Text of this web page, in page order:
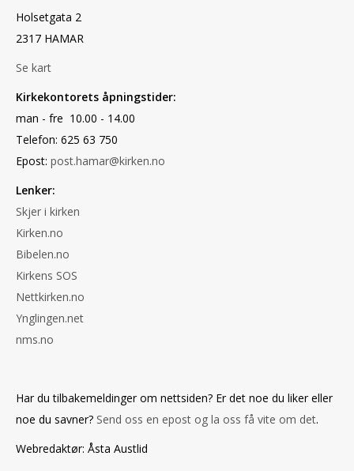
Holsetgata 2
2317 HAMAR
Se kart
Kirkekontorets åpningstider:
man - fre 10.00 - 14.00
Telefon: 625 63 750
Epost: post.hamar@kirken.no
Lenker:
Skjer i kirken
Kirken.no
Bibelen.no
Kirkens SOS
Nettkirken.no
Ynglingen.net
nms.no
Har du tilbakemeldinger om nettsiden? Er det noe du liker eller
noe du savner? Send oss en epost og la oss få vite om det.
Webredaktør: Åsta Austlid